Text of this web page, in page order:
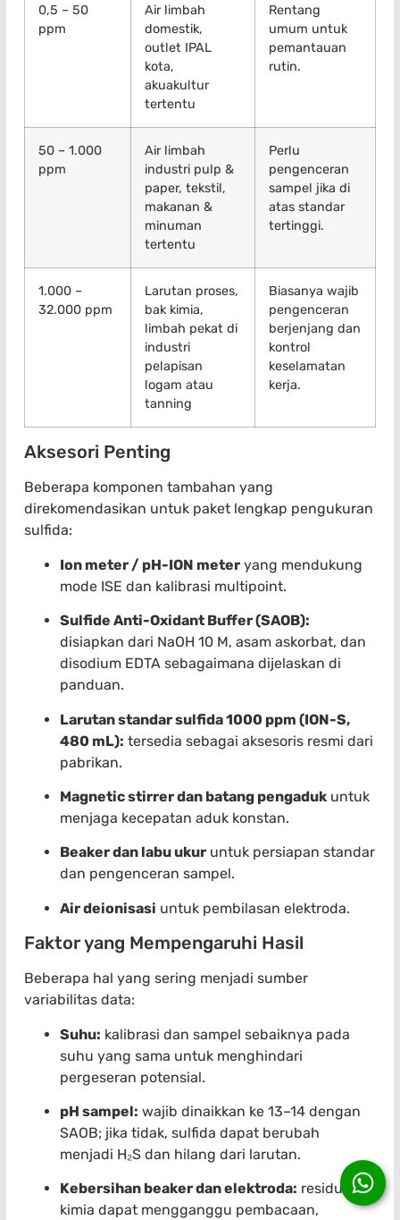
0,5 – 50
ppm
Air limbah
domestik,
outlet IPAL
kota,
akuakultur
tertentu
Rentang
umum untuk
pemantauan
rutin.
50 – 1.000
ppm
Air limbah
industri pulp &
paper, tekstil,
makanan &
minuman
tertentu
Perlu
pengenceran
sampel jika di
atas standar
tertinggi.
1.000 –
32.000 ppm
Larutan proses,
bak kimia,
limbah pekat di
industri
pelapisan
logam atau
tanning
Biasanya wajib
pengenceran
berjenjang dan
kontrol
keselamatan
kerja.
Aksesori Penting
Beberapa komponen tambahan yang
direkomendasikan untuk paket lengkap pengukuran
sulfida:
Ion meter / pH-ION meter yang mendukung
mode ISE dan kalibrasi multipoint.
Sulfide Anti-Oxidant Buffer (SAOB):
disiapkan dari NaOH 10 M, asam askorbat, dan
disodium EDTA sebagaimana dijelaskan di
panduan.
Larutan standar sulfida 1000 ppm (ION-S,
480 mL): tersedia sebagai aksesoris resmi dari
pabrikan.
Magnetic stirrer dan batang pengaduk untuk
menjaga kecepatan aduk konstan.
Beaker dan labu ukur untuk persiapan standar
dan pengenceran sampel.
Air deionisasi untuk pembilasan elektroda.
Faktor yang Mempengaruhi Hasil
Beberapa hal yang sering menjadi sumber
variabilitas data:
Suhu: kalibrasi dan sampel sebaiknya pada
suhu yang sama untuk menghindari
pergeseran potensial.
pH sampel: wajib dinaikkan ke 13–14 dengan
SAOB; jika tidak, sulfida dapat berubah
menjadi H₂S dan hilang dari larutan.
Kebersihan beaker dan elektroda: residu
kimia dapat mengganggu pembacaan,